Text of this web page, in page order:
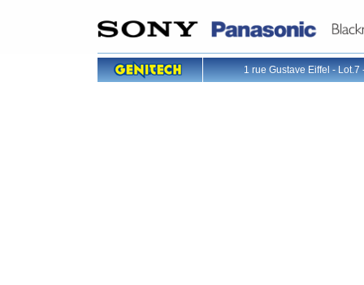
1 rue Gustave Eiffel -